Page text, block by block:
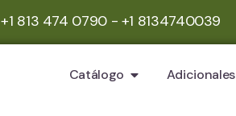
+1 813 474 0790 - +1 8134740039
Catálogo Adicionales